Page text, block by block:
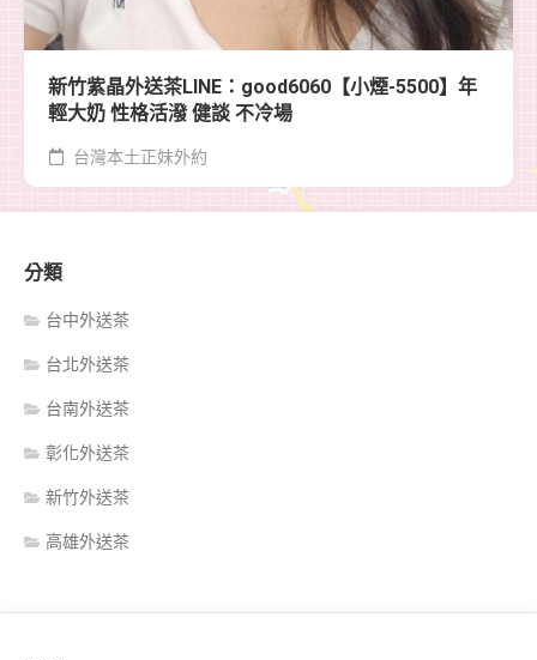
新竹紫晶外送茶LINE：good6060【小煙-5500】年
輕大奶 性格活潑 健談 不冷場
台灣本土正妹外約
分類
台中外送茶
台北外送茶
台南外送茶
彰化外送茶
新竹外送茶
高雄外送茶